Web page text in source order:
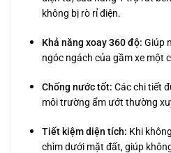
không bị rò rỉ điện.
Khả năng xoay 360 độ: Giúp
ngóc ngách của gầm xe một
Chống nước tốt: Các chi tiết
môi trường ẩm ướt thường
Tiết kiệm diện tích: Khi
chìm dưới mặt đất, giúp